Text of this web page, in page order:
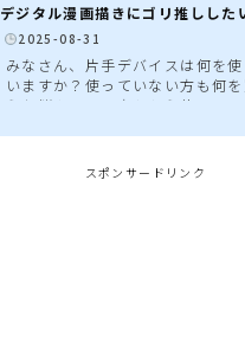
デジタル漫画描きにゴリ推しした
デバイ...
️2025-08-31
みなさん、片手デバイスは何を使
いますか？使っていない方も何を
うか悩んでいる方ももう使ってる
用)以前書いたWACOM製片手デバ
EKRemoteの記事がとても多く読
スポンサードリンク